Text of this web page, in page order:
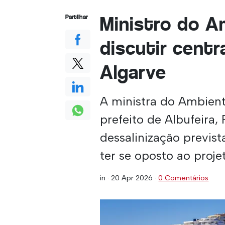
Ministro do
discutir
Algarve
A ministra do
prefeito de Albufeira,
dessalinização
ter se oposto ao
in ·20 Apr 2026 ·0 Comentários
Partilhar